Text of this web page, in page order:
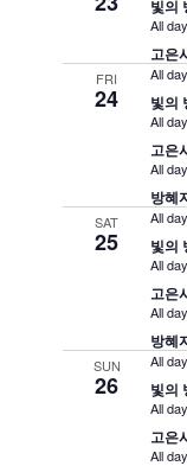
빛의
All day
고은
FRI
24
All day
빛의
All day
고은
All day
방혜
SAT
25
All day
빛의
All day
고은
All day
방혜
SUN
26
All day
빛의
All day
고은
All day